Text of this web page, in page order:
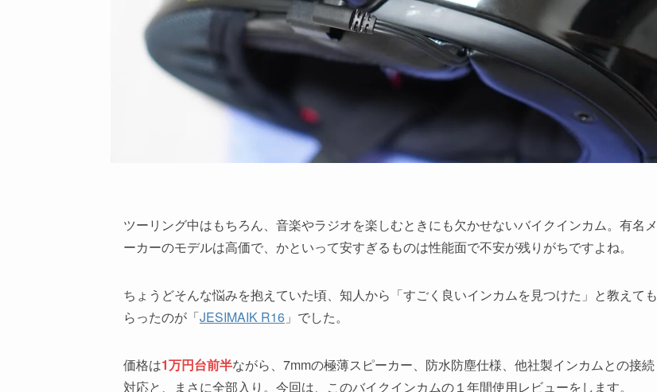
ツーリング中はもちろん、音楽やラジオを楽しむときにも欠かせないバイクインカム。有名メ
ーカーのモデルは高価で、かといって安すぎるものは性能面で不安が残りがちですよね。
ちょうどそんな悩みを抱えていた頃、知人から「すごく良いインカムを見つけた」と教えても
らったのが「JESIMAIK R16」でした。
価格は1万円台前半ながら、7mmの極薄スピーカー、防水防塵仕様、他社製インカムとの接続
対応と、まさに全部入り。今回は、このバイクインカムの１年間使用レビューをします。